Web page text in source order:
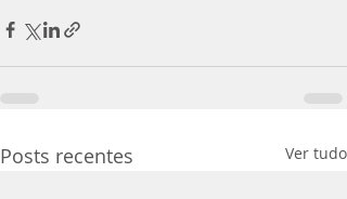
Posts recentes Ver tudo